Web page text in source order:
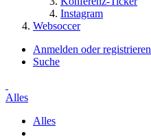
Instagram
Websoccer
Anmelden oder registrieren
Suche
Alles
Alles